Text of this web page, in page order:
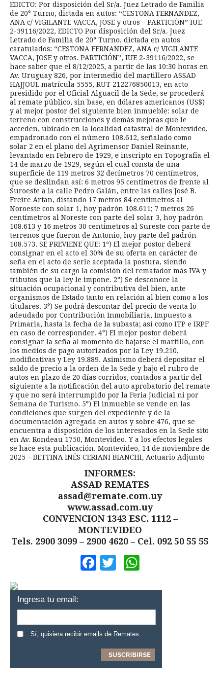
EDICTO: Por disposición del Sr/a. Juez Letrado de Familia
de 20° Turno, dictada en autos: “CESTONA FERNANDEZ,
ANA c/ VIGILANTE VACCA, JOSE y otros – PARTICIÓN” IUE
2-39116/2022, EDICTO Por disposición del Sr/a. Juez
Letrado de Familia de 20° Turno, dictada en autos
caratulados: “CESTONA FERNANDEZ, ANA c/ VIGILANTE
VACCA, JOSE y otros. PARTICIÓN”, IUE 2-39116/2022, se
hace saber que el 8/12/2025, a partir de las 10:30 horas en
Av. Uruguay 826, por intermedio del martillero ASSAD
HAJJOUL matrícula 5555, RUT 212276850013, en acto
presidido por el Oficial Alguacil de la Sede, se procederá
al remate público, sin base, en dólares americanos (US$)
y al mejor postor del siguiente bien inmueble: solar de
terreno con construcciones y demás mejoras que le
acceden, ubicado en la localidad catastral de Montevideo,
empadronado con el número 108.612, señalado como
solar 2 en el plano del Agrimensor Daniel Reinante,
levantado en Febrero de 1929, e inscripto en Topografía el
14 de marzo de 1929, según el cual consta de una
superficie de 119 metros 32 decímetros 70 centímetros,
que se deslindan así: 6 metros 95 centímetros de frente al
Suroeste a la calle Pedro Galán, entre las calles José B.
Freire Artan, distando 17 metros 84 centímetros al
Noroeste con solar 1, hoy padrón 108.611; 7 metros 26
centímetros al Noreste con parte del solar 3, hoy padrón
108.613 y 16 metros 30 centímetros al Sureste con parte de
terrenos que fueron de Antonio, hoy parte del padrón
108.573. SE PREVIENE QUE: 1º) El mejor postor deberá
consignar en el acto el 30% de su oferta en carácter de
seña en el acto de serle aceptada la postura, siendo
también de su cargo la comisión del rematador más IVA y
tributos que la ley le impone. 2°) Se desconoce la
situación ocupacional y contributiva del bien, ante
organismos de Estado tanto en relación al bien como a los
titulares. 3°) Se podrá descontar del precio de venta lo
adeudado por Contribución Inmobiliaria, Impuesto a
Primaria, hasta la fecha de la subasta; así como ITP e IRPF
en caso de corresponder. 4°) El mejor postor deberá
consignar la seña al momento de bajarse el martillo, con
los medios de pago autorizados por la Ley 19.210,
modificativas y Ley 19.889. Asimismo deberá depositar el
saldo de precio a la orden de la Sede y bajo el rubro de
autos en plazo de 20 días corridos, contados a partir del
siguiente a la notificación del auto aprobatorio del remate
y que no será interrumpido por la Feria Judicial ni por
Semana de Turismo. 5°) El inmueble se vende en las
condiciones que surgen del expediente y de la
documentación agregada en autos y sobre 476, que se
encuentra a disposición de los interesados en la Sede sito
en Av. Rondeau 1750, Montevideo. Y a los efectos legales
se hace esta publicación. Montevideo, 14 de noviembre de
2025 – BETTINA INÉS CERIANI BIANCHI, Actuario Adjunto
INFORMES:
ASSAD REMATES
assad@remate.com.uy
www.assad.com.uy
CONVENCION 1343 ESC. 1112 –
MONTEVIDEO
Tels. 2900 3099 – 2900 4620 – Cel. 092 50 55 55
Facebook
Twitter
Ingresa tu email:
Sí, quisiera recibir emails de Remates.